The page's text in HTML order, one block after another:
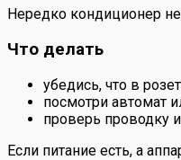
Нередко кондиционер
Что делать
убедись, что в
посмотри автомат
проверь проводку
Если питание есть, а